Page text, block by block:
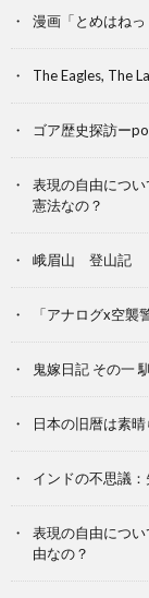
漫画「とめはねっ
The Eagles, The
ゴア歴史探訪ー
表現の自由につ
憲法なの？
峨眉山 登山記
「アナログx空襲
鬼嫁日記 その一
日本の旧暦は素晴
インドの不思議
表現の自由につ
由なの？